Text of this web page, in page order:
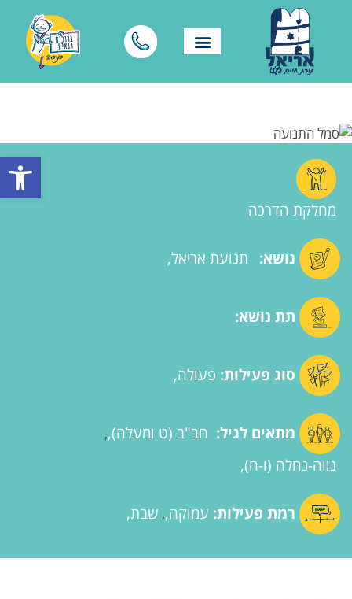
פתח
מחלקת הדרכה
נושא: תנועת אריאל
תת נושא:
סוג פעילות: פעולה
מתאים לגיל: חב"ב (ט ומעלה) ,
נווה-נחלה (ו-ח)
רמת פעילות: עמוקה , שבת